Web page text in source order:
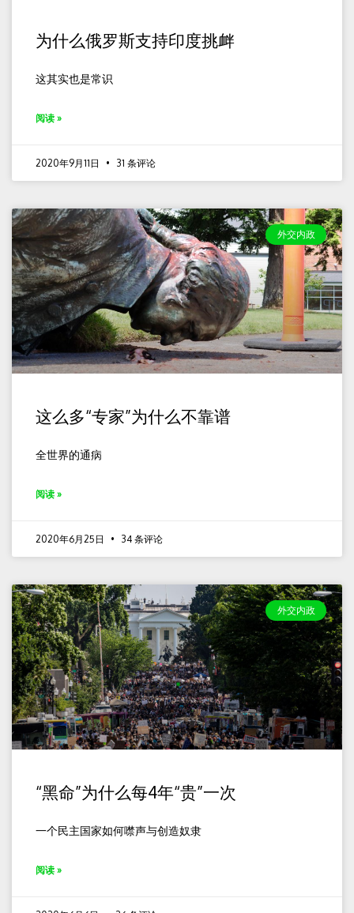
为什么俄罗斯支持印度挑衅
这其实也是常识
阅读 »
2020年9月11日 31 条评论
外交内政
这么多“专家”为什么不靠谱
全世界的通病
阅读 »
2020年6月25日 34 条评论
外交内政
“黑命”为什么每4年“贵”一次
一个民主国家如何噤声与创造奴隶
阅读 »